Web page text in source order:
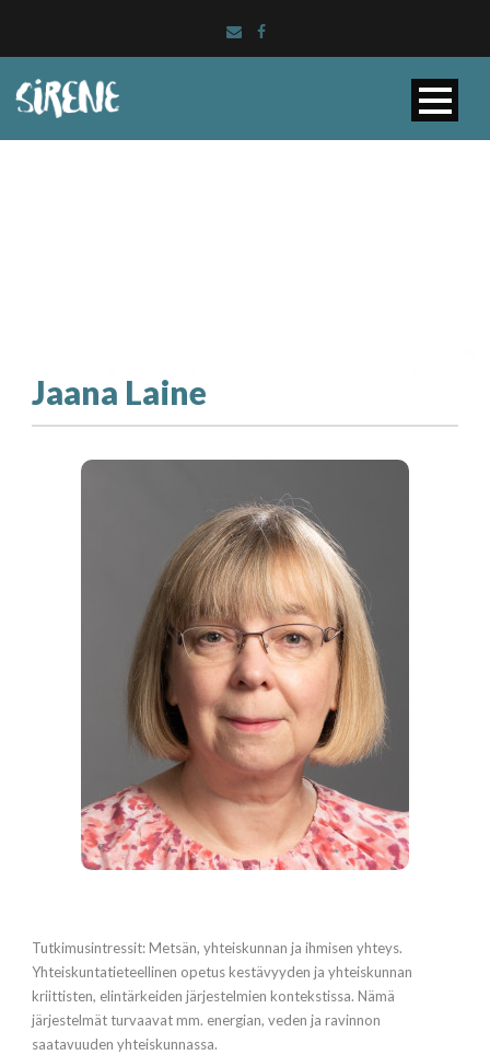
Jaana Laine
Tutkimusintressit: Metsän, yhteiskunnan ja ihmisen yhteys.
Yhteiskuntatieteellinen opetus kestävyyden ja yhteiskunnan
kriittisten, elintärkeiden järjestelmien kontekstissa. Nämä
järjestelmät turvaavat mm. energian, veden ja ravinnon
saatavuuden yhteiskunnassa.